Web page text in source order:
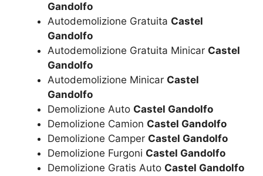
Gandolfo
Autodemolizione Gratuita Castel
Gandolfo
Autodemolizione Gratuita Minicar Castel
Gandolfo
Autodemolizione Minicar Castel
Gandolfo
Demolizione Auto Castel Gandolfo
Demolizione Camion Castel Gandolfo
Demolizione Camper Castel Gandolfo
Demolizione Furgoni Castel Gandolfo
Demolizione Gratis Auto Castel Gandolfo